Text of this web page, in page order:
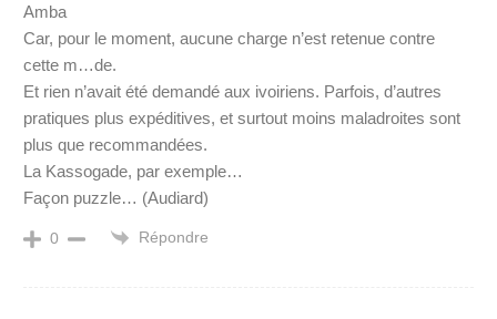
Amba
Car, pour le moment, aucune charge n’est retenue contre
cette m…de.
Et rien n’avait été demandé aux ivoiriens. Parfois, d’autres
pratiques plus expéditives, et surtout moins maladroites sont
plus que recommandées.
La Kassogade, par exemple…
Façon puzzle… (Audiard)
0 Répondre